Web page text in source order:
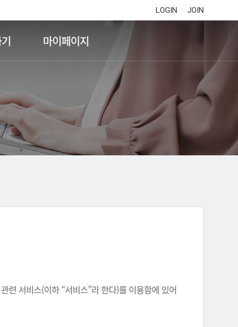
LOGIN JOIN
마이페이지
련 서비스(이하 “서비스”라 한다)를 이용함에 있어